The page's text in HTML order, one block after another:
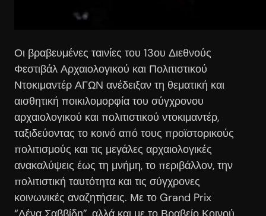
Οι βραβευμένες ταινίες του 13ου Διεθνούς
Φεστιβάλ Αρχαιολογικού και Πολιτιστικού
Ντοκιμαντέρ ΑΓΩΝ ανέδειξαν τη θεματική και
αισθητική ποικιλομορφία του σύγχρονου
αρχαιολογικού και πολιτιστικού ντοκιμαντέρ,
ταξιδεύοντας το κοινό από τους προϊστορικούς
πολιτισμούς και τις μεγάλες αρχαιολογικές
ανακαλύψεις έως τη μνήμη, το περιβάλλον, την
πολιτιστική ταυτότητα και τις σύγχρονες
κοινωνικές αναζητήσεις. Με το Grand Prix